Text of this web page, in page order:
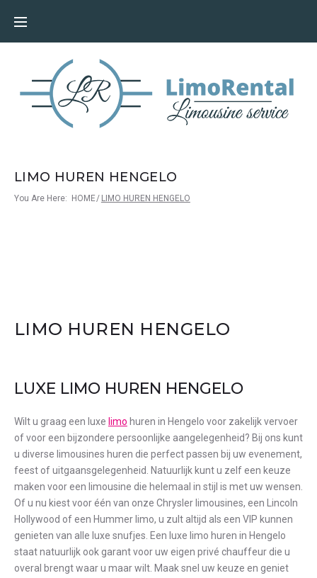
LIMO HUREN HENGELO
You Are Here: HOME/ LIMO HUREN HENGELO
LIMO HUREN HENGELO
LUXE LIMO HUREN HENGELO
Wilt u graag een luxe limo huren in Hengelo voor zakelijk vervoer
of voor een bijzondere persoonlijke aangelegenheid? Bij ons kunt
u diverse limousines huren die perfect passen bij uw evenement,
feest of uitgaansgelegenheid. Natuurlijk kunt u zelf een keuze
maken voor een limousine die helemaal in stijl is met uw wensen.
Of u nu kiest voor één van onze Chrysler limousines, een Lincoln
Hollywood of een Hummer limo, u zult altijd als een VIP kunnen
genieten van alle luxe snufjes. Een luxe limo huren in Hengelo
staat natuurlijk ook garant voor uw eigen privé chauffeur die u
overal brengt waar u maar wilt. Maak snel uw keuze en geniet